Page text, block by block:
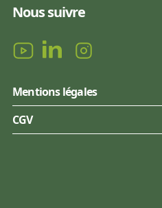
Nous suivre
Mentions légales
CGV